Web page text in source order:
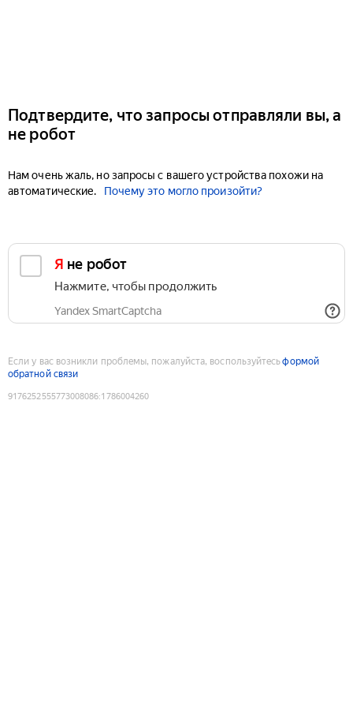
Подтвердите, что запросы отправляли вы, а
не робот
Нам очень жаль, но запросы с вашего устройства похожи на
автоматические.
Почему это могло произойти?
Я не робот
Нажмите, чтобы продолжить
Yandex SmartCaptcha
Если у вас возникли проблемы, пожалуйста, воспользуйтесьформой
обратной связи
9176252555773008086:1786004260